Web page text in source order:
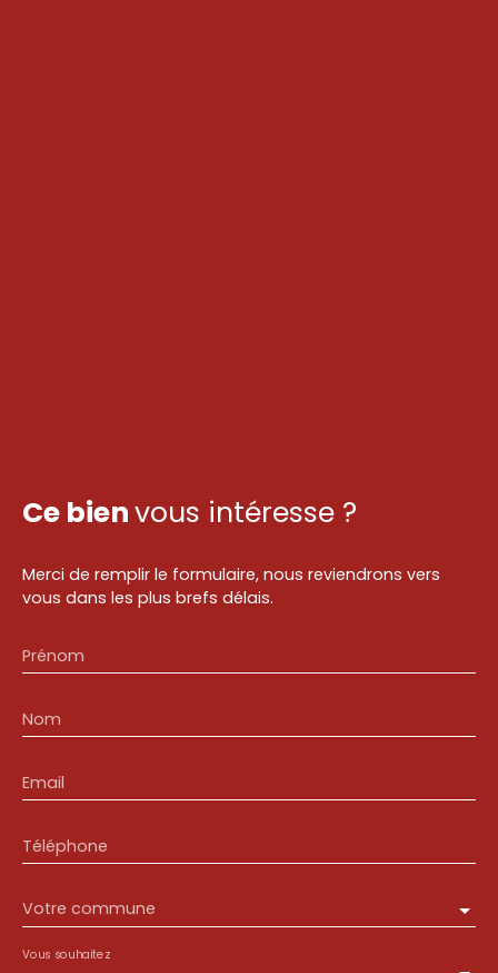
Ce bienvous intéresse ?
Merci de remplir le formulaire, nous reviendrons vers
vous dans les plus brefs délais.
Prénom
Nom
Email
Téléphone
Votre commune
Vous souhaitez